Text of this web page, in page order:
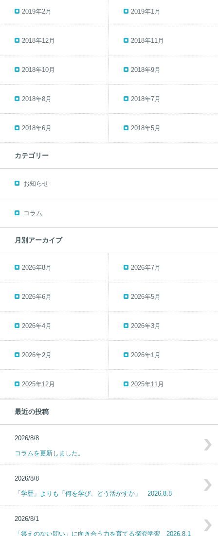
2019年2月 2019年1月
2018年12月 2018年11月
2018年10月 2018年9月
2018年8月 2018年7月
2018年6月 2018年5月
カテゴリー
お知らせ
コラム
月別アーカイブ
2026年8月 2026年7月
2026年6月 2026年5月
2026年4月 2026年3月
2026年2月 2026年1月
2025年12月 2025年11月
最近の投稿
2026/8/8
コラムを更新しました。
2026/8/8
「学歴」よりも「何を学び、どう活かすか」 2026.8.8
2026/8/1
「答えのない問い」に向き合う力を育てる探究学習 2026.8.1